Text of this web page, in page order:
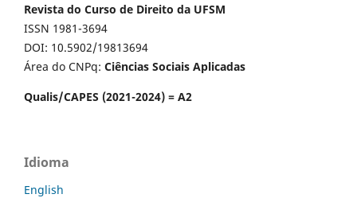
Revista do Curso de Direito da UFSM
ISSN 1981-3694
DOI: 10.5902/19813694
Área do CNPq: Ciências Sociais Aplicadas
Qualis/CAPES (2021-2024) = A2
Idioma
English